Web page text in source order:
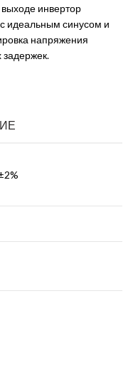
инвертор
идеальным синусом и
напряжения